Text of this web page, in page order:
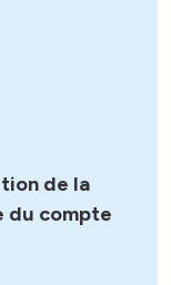
de la
du compte